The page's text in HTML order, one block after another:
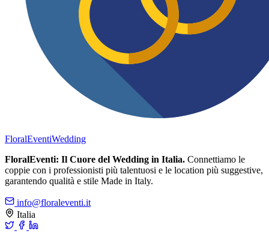
FloralEventiWedding
FloralEventi: Il Cuore del Wedding in Italia. Connettiamo le
coppie con i professionisti più talentuosi e le location più suggestive,
garantendo qualità e stile Made in Italy.
info@floraleventi.it
Italia